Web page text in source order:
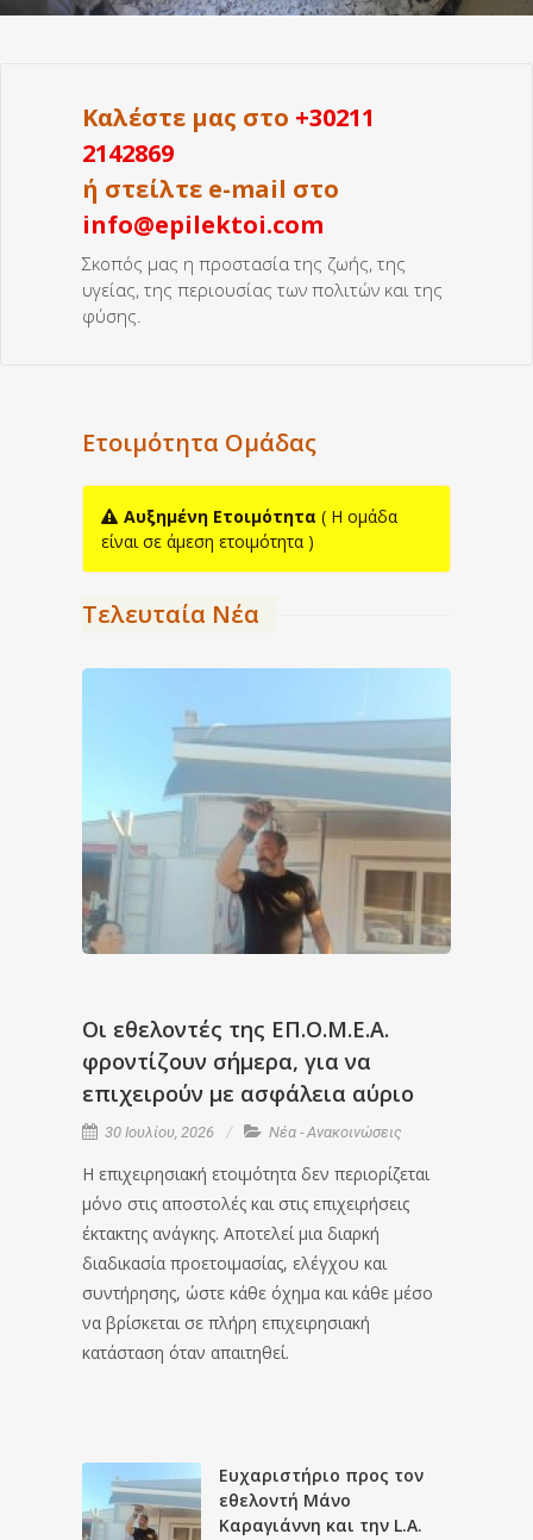
Καλέστε μας στο +30211
2142869
ή στείλτε e-mail στο
info@epilektoi.com
Σκοπός μας η προστασία της ζωής, της
υγείας, της περιουσίας των πολιτών και της
φύσης.
Ετοιμότητα Ομάδας
Αυξημένη Ετοιμότητα ( H ομάδα
είναι σε άμεση ετοιμότητα )
Τελευταία Νέα
Οι εθελοντές της ΕΠ.Ο.Μ.Ε.Α.
φροντίζουν σήμερα, για να
επιχειρούν με ασφάλεια αύριο
30 Ιουλίου, 2026 Νέα - Ανακοινώσεις
Η επιχειρησιακή ετοιμότητα δεν περιορίζεται
μόνο στις αποστολές και στις επιχειρήσεις
έκτακτης ανάγκης. Αποτελεί μια διαρκή
διαδικασία προετοιμασίας, ελέγχου και
συντήρησης, ώστε κάθε όχημα και κάθε μέσο
να βρίσκεται σε πλήρη επιχειρησιακή
κατάσταση όταν απαιτηθεί.
Ευχαριστήριο προς τον
εθελοντή Μάνο
Καραγιάννη και την L.A.